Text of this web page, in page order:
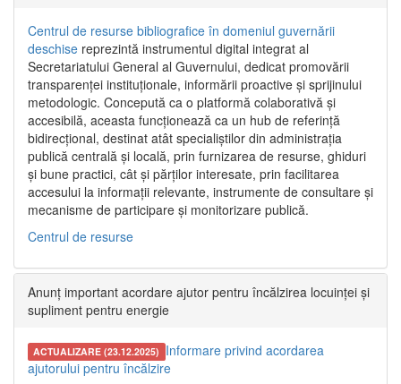
Centrul de resurse bibliografice în domeniul guvernării
deschise reprezintă instrumentul digital integrat al
Secretariatului General al Guvernului, dedicat promovării
transparenței instituționale, informării proactive și sprijinului
metodologic. Concepută ca o platformă colaborativă și
accesibilă, aceasta funcționează ca un hub de referință
bidirecțional, destinat atât specialiștilor din administrația
publică centrală și locală, prin furnizarea de resurse, ghiduri
și bune practici, cât și părților interesate, prin facilitarea
accesului la informații relevante, instrumente de consultare și
mecanisme de participare și monitorizare publică.
Centrul de resurse
Anunț important acordare ajutor pentru încălzirea locuinței și
supliment pentru energie
ACTUALIZARE (23.12.2025) Informare privind acordarea
ajutorului pentru încălzire